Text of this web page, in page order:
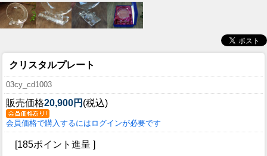
クリスタルプレート
03cy_cd1003
販売価格20,900円 (税込)
会員価格で購入するにはログインが必要です
[185ポイント進呈 ]